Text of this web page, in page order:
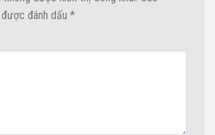
đánh dấu *